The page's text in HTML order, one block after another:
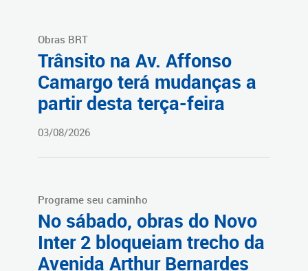
Obras BRT
Trânsito na Av. Affonso
Camargo terá mudanças a
partir desta terça-feira
03/08/2026
Programe seu caminho
No sábado, obras do Novo
Inter 2 bloqueiam trecho da
Avenida Arthur Bernardes